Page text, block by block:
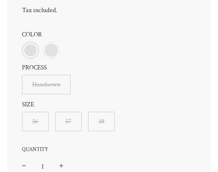
Tax included.
COLOR
PROCESS
Handsewn
SIZE
36 37 38
QUANTITY